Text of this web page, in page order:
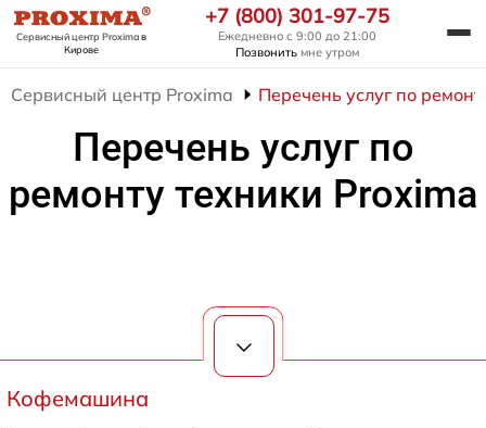
Сервисный центр Proximaв
Кирове
+7 (800) 301-97-75
Ежедневно с 9:00 до 21:00
Позвонить мне утром
Сервисный центр Proxima Перечень услуг по
Перечень услуг по
ремонту техники Proxima
Кофемашина